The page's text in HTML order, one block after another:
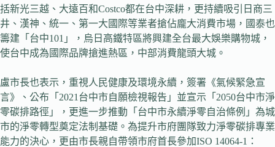
括新光三越、大遠百和Costco都在台中深耕，更持續吸引日商三
井、漢神、統一、第一大國際等業者搶佔龐大消費市場，國泰也
籌建「台中101」，烏日高鐵特區將興建全台最大娛樂購物城，
使台中成為國際品牌搶進熱區，中部消費龍頭大城。
盧市長也表示，重視人民健康及環境永續，簽署《氣候緊急宣
言》、公布「2021台中市自願檢視報告」並宣示「2050台中市淨
零碳排路徑」，更進一步推動「台中市永續淨零自治條例」為城
市的淨零轉型奠定法制基礎。為提升市府團隊致力淨零碳排專業
能力的決心，更由市長親自帶領市府首長參加ISO 14064-1：